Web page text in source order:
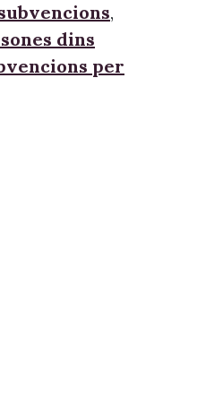
,
dins
per